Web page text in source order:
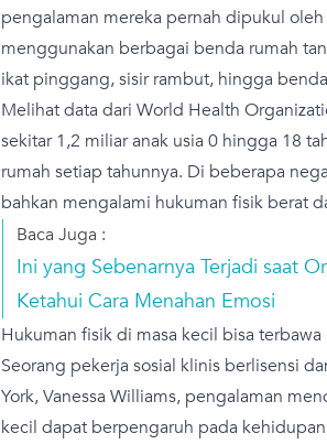
pengalaman mereka pernah dipukul
menggunakan berbagai benda rumah
ikat pinggang, sisir rambut, hingga
Melihat data dari World Health
sekitar 1,2 miliar anak usia 0 hingga 18
rumah setiap tahunnya. Di beberapa
bahkan mengalami hukuman fisik berat
Baca Juga :
Ini yang Sebenarnya Terjadi saat
Ketahui Cara Menahan Emosi
Hukuman fisik di masa kecil bisa
Seorang pekerja sosial klinis berlisensi
York, Vanessa Williams, pengalaman
kecil dapat berpengaruh pada